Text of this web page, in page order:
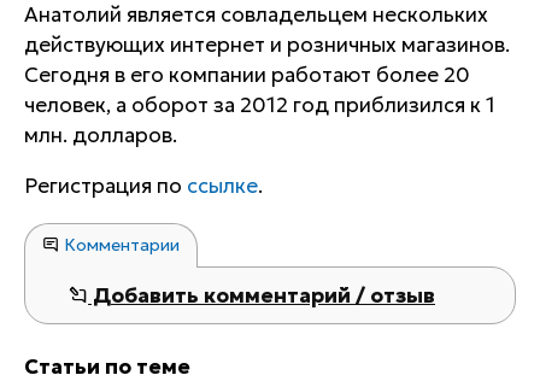
Анатолий является совладельцем нескольких
действующих интернет и розничных магазинов.
Сегодня в его компании работают более 20
человек, а оборот за 2012 год приблизился к 1
млн. долларов.
Регистрация по ссылке.
Комментарии
Добавить комментарий / отзыв
Статьи по теме